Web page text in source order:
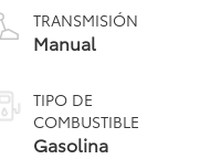
TRANSMISIÓN
Manual
TIPO DE
COMBUSTIBLE
Gasolina